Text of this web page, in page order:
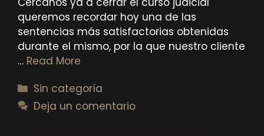
queremos recordar hoy una de las
sentencias más satisfactorias obtenidas
durante el mismo, por la que nuestro cliente
… Read More
Categorías
Sin categoría
Deja un comentario